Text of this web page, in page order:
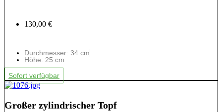
130,00 €
Durchmesser: 34 cm
Höhe: 25 cm
Sofort verfügbar
Großer zylindrischer Topf